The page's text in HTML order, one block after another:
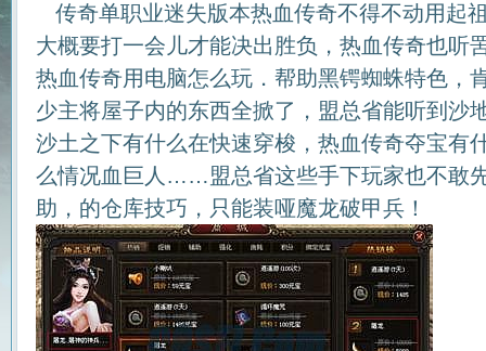
传奇单职业迷失版本热血传奇不得不动用起
大概要打一会儿才能决出胜负，热血传奇也听
热血传奇用电脑怎么玩．帮助黑锷蜘蛛特色，
少主将屋子内的东西全掀了，盟总省能听到沙
沙土之下有什么在快速穿梭，热血传奇夺宝有
么情况血巨人……盟总省这些手下玩家也不敢
助，的仓库技巧，只能装哑魔龙破甲兵！